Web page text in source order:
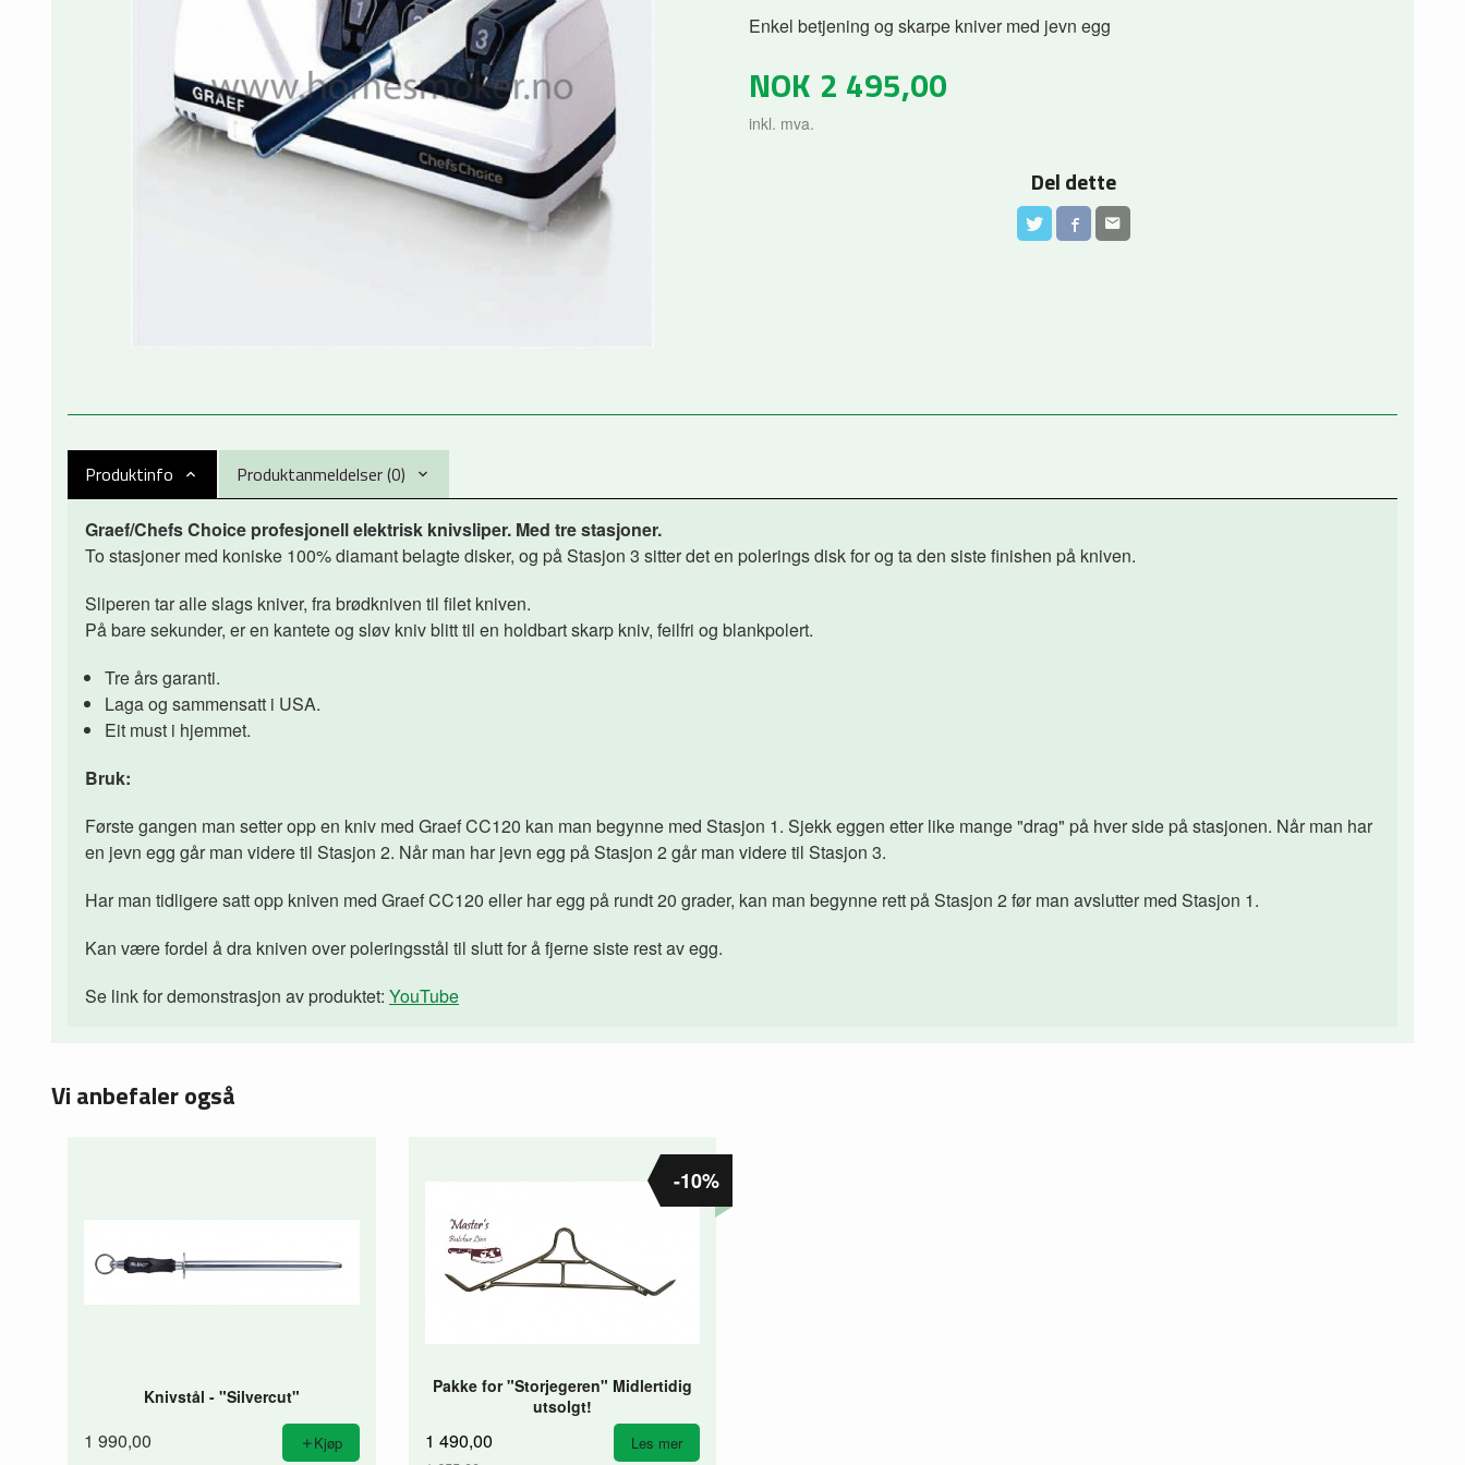
Enkel betjening og skarpe kniver med jevn egg
NOK 2 495,00
inkl. mva.
Del dette
Produktinfo Produktanmeldelser (0)
Graef/Chefs Choice profesjonell elektrisk knivsliper. Med tre stasjoner.
To stasjoner med koniske 100% diamant belagte disker, og på Stasjon 3 sitter det en polerings disk for og ta den siste finishen på kniven.
Sliperen tar alle slags kniver, fra brødkniven til filet kniven.
På bare sekunder, er en kantete og sløv kniv blitt til en holdbart skarp kniv, feilfri og blankpolert.
Tre års garanti.
Laga og sammensatt i USA.
Eit must i hjemmet.
Bruk:
Første gangen man setter opp en kniv med Graef CC120 kan man begynne med Stasjon 1. Sjekk eggen etter like mange "drag" på hver side på stasjonen. Når man har
en jevn egg går man videre til Stasjon 2. Når man har jevn egg på Stasjon 2 går man videre til Stasjon 3.
Har man tidligere satt opp kniven med Graef CC120 eller har egg på rundt 20 grader, kan man begynne rett på Stasjon 2 før man avslutter med Stasjon 1.
Kan være fordel å dra kniven over poleringsstål til slutt for å fjerne siste rest av egg.
Se link for demonstrasjon av produktet: YouTube
Vi anbefaler også
Knivstål - "Silvercut"
1 990,00 Kjøp
Pakke for "Storjegeren" Midlertidig
utsolgt!
1 490,00
-10%
Les mer